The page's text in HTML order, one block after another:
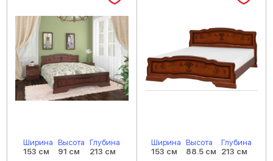
Ширина
153 см
Высота
91 см
Глубина
213 см
Ширина
153 см
Высота
88.5 см
Глубина
213 см